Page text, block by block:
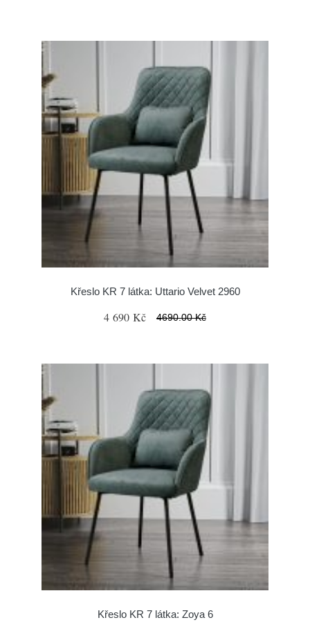
Křeslo KR 7 látka: Uttario Velvet 2960
4 690 Kč 4690.00 Kč
Křeslo KR 7 látka: Zoya 6